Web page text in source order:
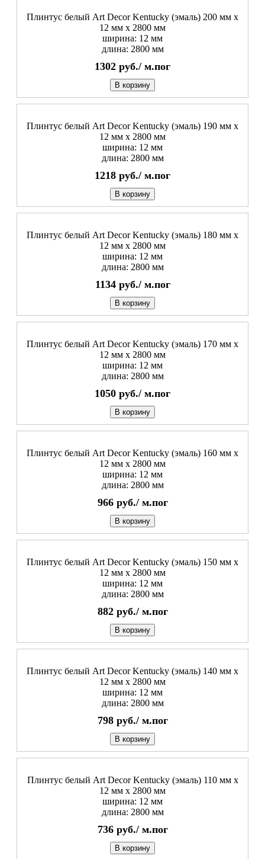
Плинтус белый Art Decor Kentucky (эмаль) 200 мм х
12 мм х 2800 мм
ширина: 12 мм
длина: 2800 мм
1302 руб./ м.пог
В корзину
Плинтус белый Art Decor Kentucky (эмаль) 190 мм х
12 мм х 2800 мм
ширина: 12 мм
длина: 2800 мм
1218 руб./ м.пог
В корзину
Плинтус белый Art Decor Kentucky (эмаль) 180 мм х
12 мм х 2800 мм
ширина: 12 мм
длина: 2800 мм
1134 руб./ м.пог
В корзину
Плинтус белый Art Decor Kentucky (эмаль) 170 мм х
12 мм х 2800 мм
ширина: 12 мм
длина: 2800 мм
1050 руб./ м.пог
В корзину
Плинтус белый Art Decor Kentucky (эмаль) 160 мм х
12 мм х 2800 мм
ширина: 12 мм
длина: 2800 мм
966 руб./ м.пог
В корзину
Плинтус белый Art Decor Kentucky (эмаль) 150 мм х
12 мм х 2800 мм
ширина: 12 мм
длина: 2800 мм
882 руб./ м.пог
В корзину
Плинтус белый Art Decor Kentucky (эмаль) 140 мм х
12 мм х 2800 мм
ширина: 12 мм
длина: 2800 мм
798 руб./ м.пог
В корзину
Плинтус белый Art Decor Kentucky (эмаль) 110 мм х
12 мм х 2800 мм
ширина: 12 мм
длина: 2800 мм
736 руб./ м.пог
В корзину